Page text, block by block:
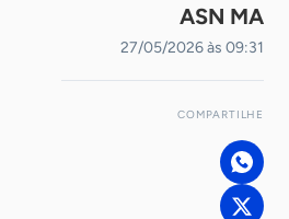
ASN MA
27/05/2026 às 09:31
COMPARTILHE